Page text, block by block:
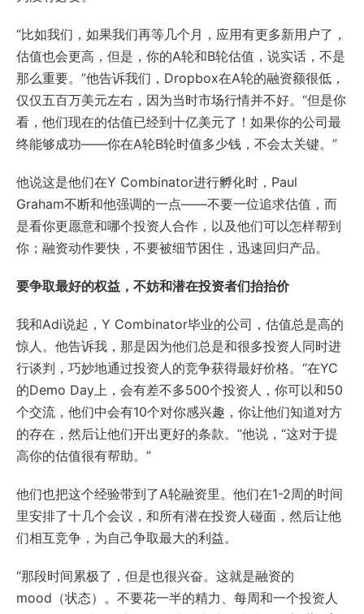
“比如我们，如果我们再等几个月，应用有更多新用户了，
估值也会更高，但是，你的A轮和B轮估值，说实话，不是
那么重要。”他告诉我们，Dropbox在A轮的融资额很低，
仅仅五百万美元左右，因为当时市场行情并不好。“但是你
看，他们现在的估值已经到十亿美元了！如果你的公司最
终能够成功——你在A轮B轮时值多少钱，不会太关键。”
他说这是他们在Y Combinator进行孵化时，Paul
Graham不断和他强调的一点——不要一位追求估值，而
是看你更愿意和哪个投资人合作，以及他们可以怎样帮到
你；融资动作要快，不要被细节困住，迅速回归产品。
要争取最好的权益，不妨和潜在投资者们抬抬价
我和Adi说起，Y Combinator毕业的公司，估值总是高的
惊人。他告诉我，那是因为他们总是和很多投资人同时进
行谈判，巧妙地通过投资人的竞争获得最好价格。“在YC
的Demo Day上，会有差不多500个投资人，你可以和50
个交流，他们中会有10个对你感兴趣，你让他们知道对方
的存在，然后让他们开出更好的条款。”他说，“这对于提
高你的估值很有帮助。”
他们也把这个经验带到了A轮融资里。他们在1-2周的时间
里安排了十几个会议，和所有潜在投资人碰面，然后让他
们相互竞争，为自己争取最大的利益。
“那段时间累极了，但是也很兴奋。这就是融资的
mood（状态）。不要花一半的精力、每周和一个投资人